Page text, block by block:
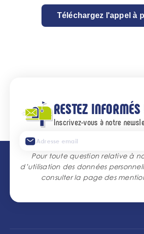
Téléchargez l'appel à
RESTEZ
Inscrivez-vous à notre
Pour toute question relative à
d’utilisation des données
consulter la page des